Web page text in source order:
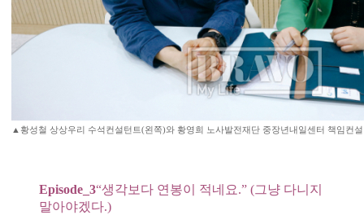
▲황성철 상상우리 수석컨설턴트(왼쪽)와 황영희 노사발전재단 중장년내일센터 책임컨
Episode_3“생각보다 연봉이 적네요.” (그냥 다니지
말아야겠다.)